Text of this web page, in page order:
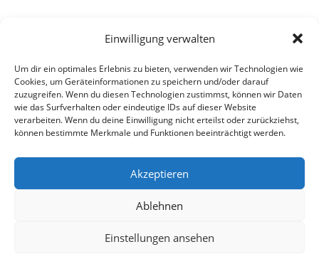
Einwilligung verwalten
Um dir ein optimales Erlebnis zu bieten, verwenden wir Technologien wie
Cookies, um Geräteinformationen zu speichern und/oder darauf
zuzugreifen. Wenn du diesen Technologien zustimmst, können wir Daten
wie das Surfverhalten oder eindeutige IDs auf dieser Website
verarbeiten. Wenn du deine Einwilligung nicht erteilst oder zurückziehst,
können bestimmte Merkmale und Funktionen beeinträchtigt werden.
Akzeptieren
Ablehnen
Einstellungen ansehen
Alle Rechte vorbehalten - Sarah Kailer
fain g